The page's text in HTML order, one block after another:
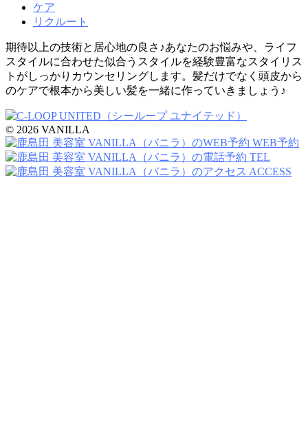
ケア
リクルート
期待以上の技術と居心地の良さ♪あなたのお悩みや、ライフ
スタイルに合わせた似合うスタイルを経験豊富なスタイリス
トがしっかりカウンセリングします。髪だけでなく頭皮から
のケアで根本から美しい髪を一緒に作っていきましょう♪
© 2026 VANILLA
WEB予約
TEL
ACCESS